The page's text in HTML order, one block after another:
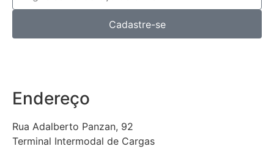
Cadastre-se
Endereço
Rua Adalberto Panzan, 92
Terminal Intermodal de Cargas